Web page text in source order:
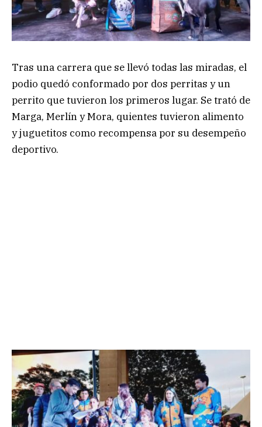
Tras una carrera que se llevó todas las miradas, el
podio quedó conformado por dos perritas y un
perrito que tuvieron los primeros lugar. Se trató de
Marga, Merlín y Mora, quientes tuvieron alimento
y juguetitos como recompensa por su desempeño
deportivo.